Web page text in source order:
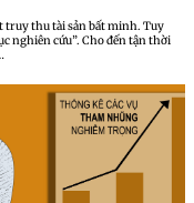
truy thu tài sản bất minh. Tuy
nghiên cứu”. Cho đến tận thời